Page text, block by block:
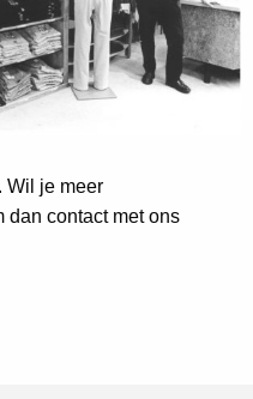
Wil je meer
dan contact met ons